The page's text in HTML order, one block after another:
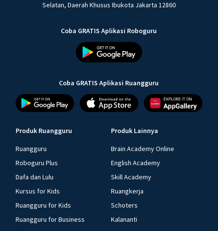
Selatan, Daerah Khusus Ibukota Jakarta 12860
Coba GRATIS Aplikasi Roboguru
Coba GRATIS Aplikasi Ruangguru
Produk Ruangguru
Ruangguru
Roboguru Plus
Dafa dan Lulu
Kursus for Kids
Ruangguru for Kids
Ruangguru for Business
Produk Lainnya
Brain Academy Online
English Academy
Skill Academy
Ruangkerja
Schoters
Kalananti